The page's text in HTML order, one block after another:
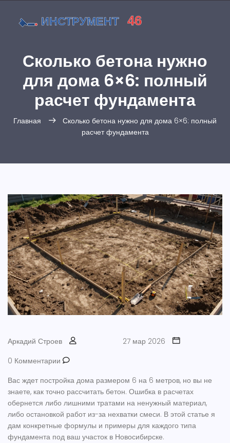
Сколько бетона нужно
для дома 6×6: полный
расчет фундамента
Главная
Сколько бетона нужно для дома 6×6: полный
расчет фундамента
Аркадий Строев
27 мар 2026
0 Комментарии
Вас ждет постройка дома размером 6 на 6 метров, но вы не
знаете, как точно рассчитать бетон. Ошибка в расчетах
обернется либо лишними тратами на ненужный материал,
либо остановкой работ из-за нехватки смеси. В этой статье я
дам конкретные формулы и примеры для каждого типа
фундамента под ваш участок в Новосибирске.